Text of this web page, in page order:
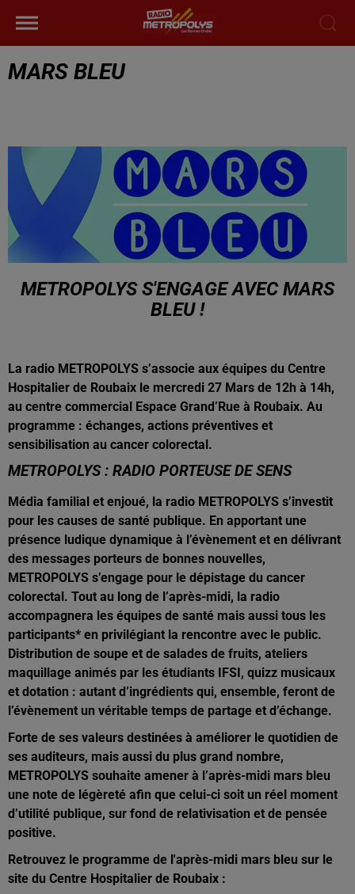
MARS BLEU
METROPOLYS S'ENGAGE AVEC MARS
BLEU !
La radio METROPOLYS s’associe aux équipes du Centre
Hospitalier de Roubaix le mercredi 27 Mars de 12h à 14h,
au centre commercial Espace Grand’Rue à Roubaix. Au
programme : échanges, actions préventives et
sensibilisation au cancer colorectal.
METROPOLYS : RADIO PORTEUSE DE SENS
Média familial et enjoué, la radio METROPOLYS s’investit
pour les causes de santé publique. En apportant une
présence ludique dynamique à l’évènement et en délivrant
des messages porteurs de bonnes nouvelles,
METROPOLYS s’engage pour le dépistage du cancer
colorectal. Tout au long de l’après-midi, la radio
accompagnera les équipes de santé mais aussi tous les
participants* en privilégiant la rencontre avec le public.
Distribution de soupe et de salades de fruits, ateliers
maquillage animés par les étudiants IFSI, quizz musicaux
et dotation : autant d’ingrédients qui, ensemble, feront de
l’évènement un véritable temps de partage et d’échange.
Forte de ses valeurs destinées à améliorer le quotidien de
ses auditeurs, mais aussi du plus grand nombre,
METROPOLYS souhaite amener à l’après-midi mars bleu
une note de légèreté afin que celui-ci soit un réel moment
d’utilité publique, sur fond de relativisation et de pensée
positive.
Retrouvez le programme de l'après-midi mars bleu sur le
site du Centre Hospitalier de Roubaix :